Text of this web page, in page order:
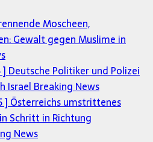
Moscheen,
Gewalt gegen Muslime in
] Deutsche Politiker und Polizei
Israel Breaking News
] Österreichs umstrittenes
Schritt in Richtung
News